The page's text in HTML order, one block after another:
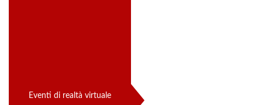
Eventi di realtà virtuale